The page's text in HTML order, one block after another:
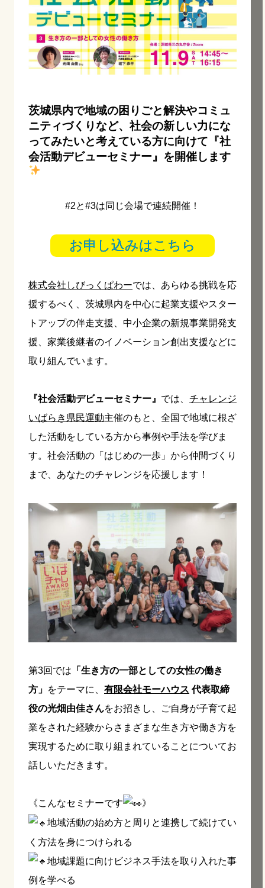
茨城県内で地域の困りごと解決やコミュ
ニティづくりなど、社会の新しい力にな
ってみたいと考えている方に向けて『社
会活動デビューセミナー』を開催します
#2と#3は同じ会場で連続開催！
お申し込みはこちら
株式会社しびっくぱわーでは、あらゆる挑戦を応
援するべく、茨城県内を中心に起業支援やスター
トアップの伴走支援、中小企業の新規事業開発支
援、家業後継者のイノベーション創出支援などに
取り組んでいます。
『社会活動デビューセミナー』 では、 チャレンジ
いばらき県民運動主催のもと、全国で地域に根ざ
した活動をしている方から事例や手法を学びま
す。社会活動の「はじめの一歩」から仲間づくり
まで、あなたのチャレンジを応援します！
第3回では 「生き方の一部としての女性の働き
方」 をテーマに、 有限会社モーハウス 代表取締
役の光畑由佳さんをお招きし、ご自身が子育て起
業をされた経験からさまざまな生き方や働き方を
実現するために取り組まれていることについてお
話しいただきます。
《こんなセミナーです
》
地域活動の始め方と周りと連携して続けてい
く方法を身につけられる
地域課題に向けビジネス手法を取り入れた事
例を学べる